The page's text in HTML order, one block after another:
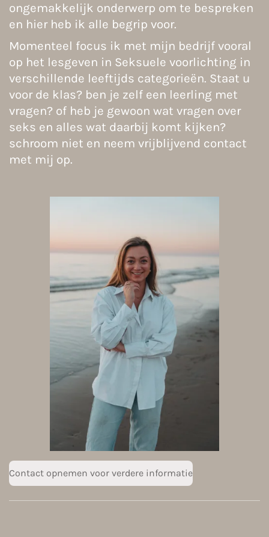
ongemakkelijk onderwerp om te bespreken
en hier heb ik alle begrip voor.
Momenteel focus ik met mijn bedrijf vooral
op het lesgeven in Seksuele voorlichting in
verschillende leeftijds categorieën. Staat u
voor de klas? ben je zelf een leerling met
vragen? of heb je gewoon wat vragen over
seks en alles wat daarbij komt kijken?
schroom niet en neem vrijblijvend contact
met mij op.
Contact opnemen voor verdere informatie